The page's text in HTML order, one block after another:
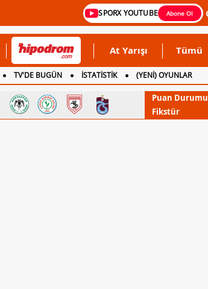
SPORX YOUTUBE Abone Ol
At Yarışı Tümü
TV'DE BUGÜN İSTATİSTİK
(YENİ) OYUNLAR
Puan Durumu
Fikstür